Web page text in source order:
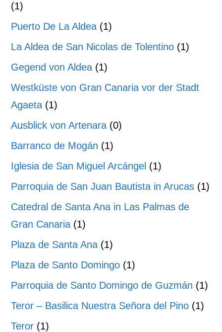
(1)
Puerto De La Aldea (1)
La Aldea de San Nicolas de Tolentino (1)
Gegend von Aldea (1)
Westküste von Gran Canaria vor der Stadt
Agaeta (1)
Ausblick von Artenara (0)
Barranco de Mogán (1)
Iglesia de San Miguel Arcángel (1)
Parroquia de San Juan Bautista in Arucas (1)
Catedral de Santa Ana in Las Palmas de
Gran Canaria (1)
Plaza de Santa Ana (1)
Plaza de Santo Domingo (1)
Parroquia de Santo Domingo de Guzmán (1)
Teror – Basilica Nuestra Señora del Pino (1)
Teror (1)